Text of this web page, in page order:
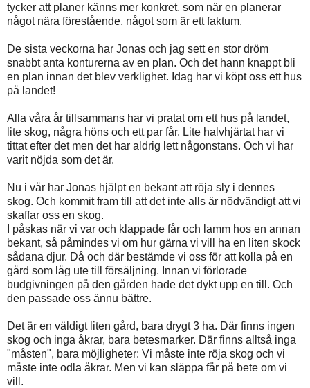
tycker att planer känns mer konkret, som när en planerar
något nära förestående, något som är ett faktum.
De sista veckorna har Jonas och jag sett en stor dröm
snabbt anta konturerna av en plan. Och det hann knappt bli
en plan innan det blev verklighet. Idag har vi köpt oss ett hus
på landet!
Alla våra år tillsammans har vi pratat om ett hus på landet,
lite skog, några höns och ett par får. Lite halvhjärtat har vi
tittat efter det men det har aldrig lett någonstans. Och vi har
varit nöjda som det är.
Nu i vår har Jonas hjälpt en bekant att röja sly i dennes
skog. Och kommit fram till att det inte alls är nödvändigt att vi
skaffar oss en skog.
I påskas när vi var och klappade får och lamm hos en annan
bekant, så påmindes vi om hur gärna vi vill ha en liten skock
sådana djur. Då och där bestämde vi oss för att kolla på en
gård som låg ute till försäljning. Innan vi förlorade
budgivningen på den gården hade det dykt upp en till. Och
den passade oss ännu bättre.
Det är en väldigt liten gård, bara drygt 3 ha. Där finns ingen
skog och inga åkrar, bara betesmarker. Där finns alltså inga
"måsten", bara möjligheter: Vi måste inte röja skog och vi
måste inte odla åkrar. Men vi kan släppa får på bete om vi
vill.